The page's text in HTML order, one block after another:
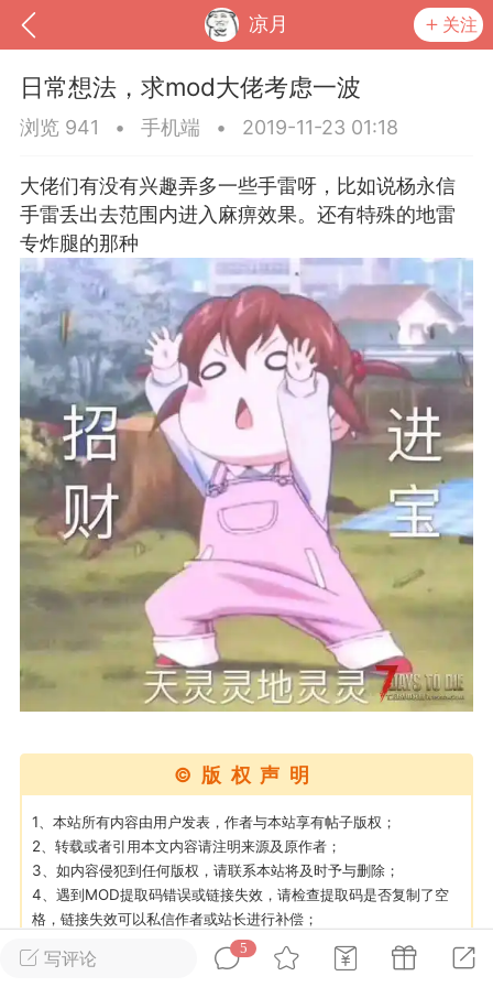
凉月 关注
我的钱包 道具 排行榜
MOD下载 攻略教程 联机招募
Lv.8
02-10 15:45
电脑端 其他&工具
禁止发布联机可用的作弊模组，
单机辅助引流私下售卖服务器外挂！
作弊模组的发布规范近期收到一些信息
作弊模组在联机服务器使用,为了维护游
模组的发布行为：1. *...
72 2.2w
大人
Lv.8
写评论
5
日常想法，求mod大佬考虑一波
浏览 941 • 手机端 • 2019-11-23 01:18
大佬们有没有兴趣弄多一些手雷呀，比如说杨永信
手雷丢出去范围内进入麻痹效果。还有特殊的地雷
专炸腿的那种
©版权声明
1、本站所有内容由用户发表，作者与本站享有帖子版权；
2、转载或者引用本文内容请注明来源及原作者；
3、如内容侵犯到任何版权，请联系本站将及时予与删除；
4、遇到MOD提取码错误或链接失效，请检查提取码是否复制了空
格，链接失效可以私信作者或站长进行补偿；
5、如遇到其他问题无法解决可以私信站长进行处理；
6、游戏MOD属于虚拟数字商品，一经购买即获得了内容，原则上